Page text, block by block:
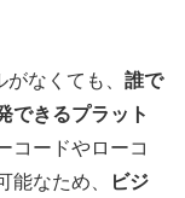
なくても、 誰で
できるプラット
コードやローコ
能なため、
ビジ